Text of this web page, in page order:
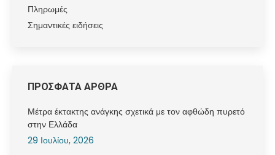
Πληρωμές
Σημαντικές ειδήσεις
ΠΡΟΣΦΑΤΑ ΑΡΘΡΑ
Μέτρα έκτακτης ανάγκης σχετικά με τον αφθώδη πυρετό
στην Ελλάδα
29 Ιουλίου, 2026